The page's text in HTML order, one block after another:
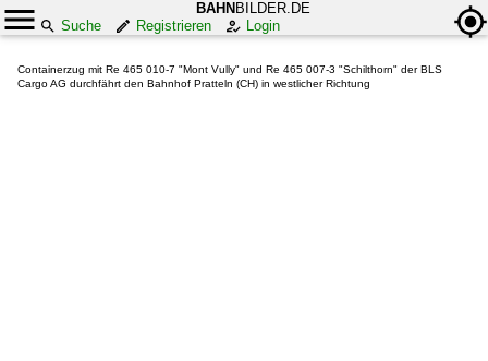
BAHN BILDER.DE
Suche
Registrieren Login
Containerzug mit Re 465 010-7 "Mont Vully" und Re 465 007-3 "Schilthorn" der BLS
Cargo AG durchfährt den Bahnhof Pratteln (CH) in westlicher Richtung